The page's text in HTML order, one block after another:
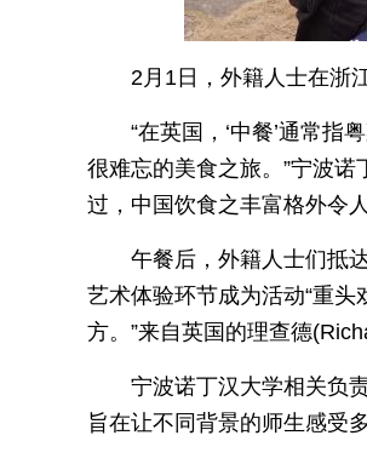
2月1日，外籍人士在浙
“在英国，‘中餐’通常
很难忘的美食之旅。”宁波
过，中国饮食之丰富格外令人
午餐后，外籍人士们抵
艺术体验环节成为活动“重
方。”来自英国的理查德
宁波诺丁汉大学相关负
旨在让不同背景的师生感受